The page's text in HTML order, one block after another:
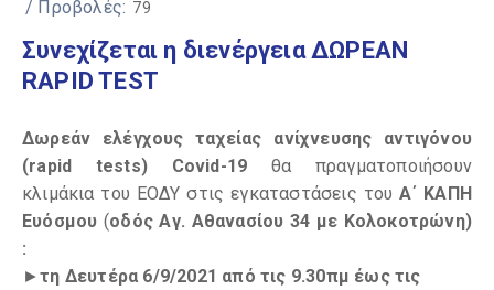
/ Προβολές: 79
Συνεχίζεται η διενέργεια ΔΩΡΕΑΝ
RAPID TEST
Δωρεάν ελέγχους ταχείας ανίχνευσης αντιγόνου
(rapid tests) Covid-19 θα πραγματοποιήσουν
κλιμάκια του ΕΟΔΥ στις εγκαταστάσεις του Α΄ ΚΑΠΗ
Ευόσμου (οδός Αγ. Αθανασίου 34 με Κολοκοτρώνη)
:
►τη Δευτέρα 6/9/2021 από τις 9.30πμ έως τις